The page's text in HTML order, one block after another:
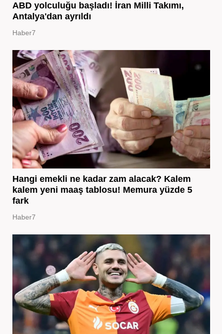
ABD yolculuğu başladı! İran Milli Takımı,
Antalya'dan ayrıldı
Haber7
Hangi emekli ne kadar zam alacak? Kalem
kalem yeni maaş tablosu! Memura yüzde 5
fark
Haber7